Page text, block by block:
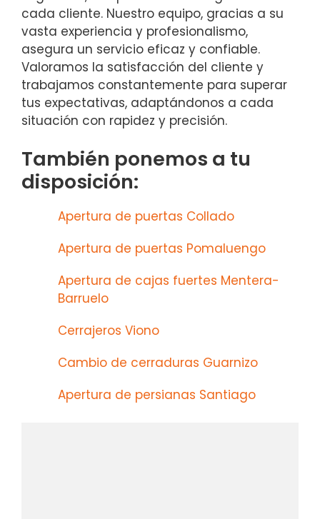
cada cliente. Nuestro equipo, gracias a su
vasta experiencia y profesionalismo,
asegura un servicio eficaz y confiable.
Valoramos la satisfacción del cliente y
trabajamos constantemente para superar
tus expectativas, adaptándonos a cada
situación con rapidez y precisión.
También ponemos a tu
disposición:
Apertura de puertas Collado
Apertura de puertas Pomaluengo
Apertura de cajas fuertes Mentera-
Barruelo
Cerrajeros Viono
Cambio de cerraduras Guarnizo
Apertura de persianas Santiago